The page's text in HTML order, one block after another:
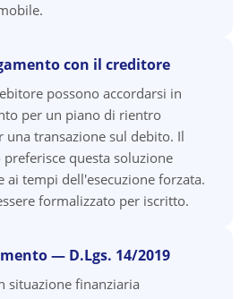
con il creditore
possono accordarsi in
per un piano di rientro
una transazione sul debito. Il
preferisce questa soluzione
ai tempi dell'esecuzione forzata.
formalizzato per iscritto.
— D.Lgs. 14/2019
situazione finanziaria